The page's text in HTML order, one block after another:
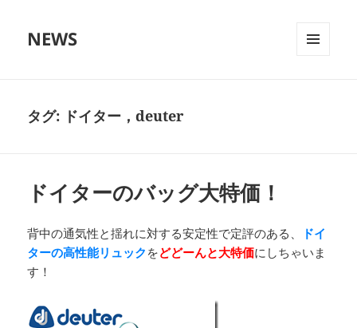
NEWS
タグ: ドイター，deuter
ドイターのバッグ大特価！
背中の通気性と揺れに対する安定性で定評のある、
ドイ
ターの高性能リュック をどどーんと大特価にしちゃいま
す！